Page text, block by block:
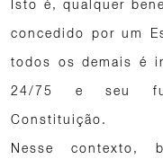
Isto é, qualquer
concedido por um
todos os demais é
24/75 e seu
Constituição.
Nesse contexto,